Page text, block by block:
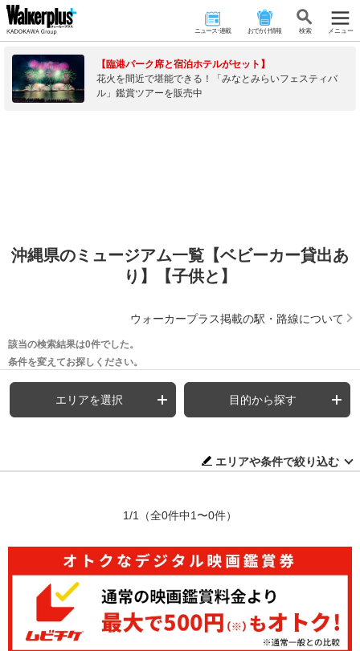
ニュース･連載 おでかけ情報 検 索 メニュー
【臨港パーク席と宿泊ホテルがセット】
花火を間近で堪能できる！「みなとみらいフェスティバ
ル」鑑賞ツアーを販売中
沖縄県のミュージアム一覧【ベビーカー貸出あ
り】【子供と】
ウォーカープラス掲載の駅・路線について
該当の検索結果は0件でした。
条件を変えてお探しください。
エリアを選択 目的から探す
エリアや条件で絞り込む
1/1 （全0件中1〜0件）